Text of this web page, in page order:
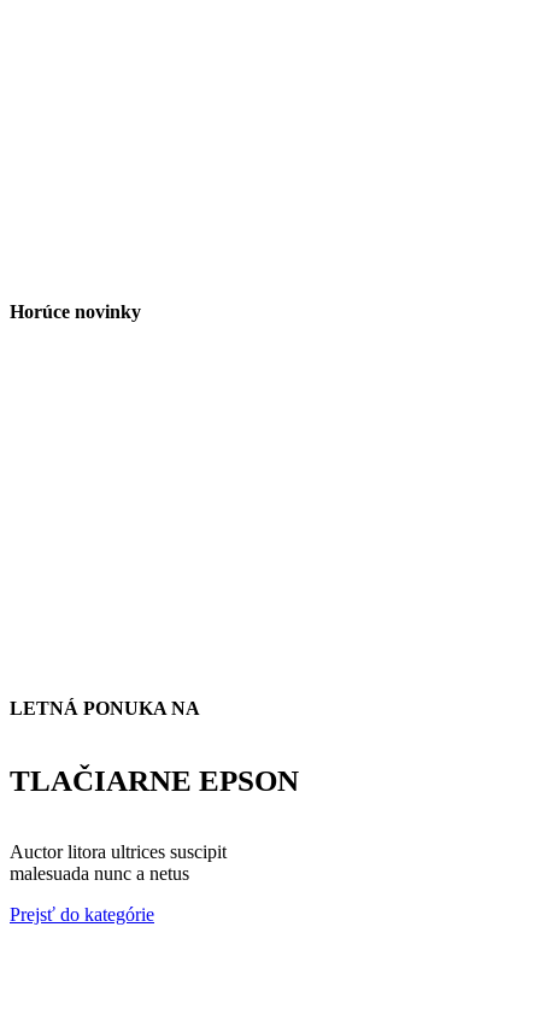
Horúce novinky
LETNÁ PONUKA NA
TLAČIARNE EPSON
Auctor litora ultrices suscipit
malesuada nunc a netus
Prejsť do kategórie